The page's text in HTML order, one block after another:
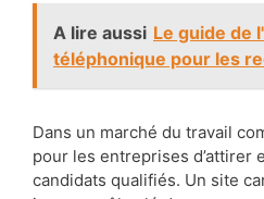
A lire aussi Le guide de
téléphonique pour les
Dans un marché du travail
pour les entreprises d’attirer
candidats qualifiés. Un site